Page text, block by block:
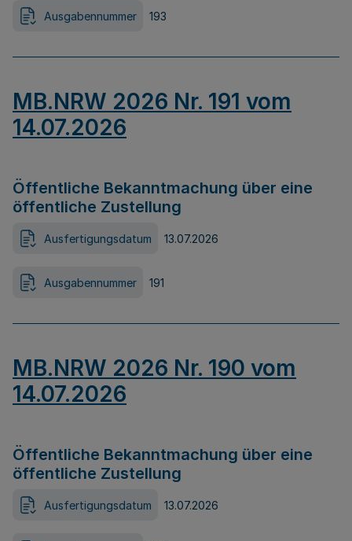
Ausgabennummer 193
MB.NRW 2026 Nr. 191 vom
14.07.2026
Öffentliche Bekanntmachung über eine
öffentliche Zustellung
Ausfertigungsdatum 13.07.2026
Ausgabennummer 191
MB.NRW 2026 Nr. 190 vom
14.07.2026
Öffentliche Bekanntmachung über eine
öffentliche Zustellung
Ausfertigungsdatum 13.07.2026